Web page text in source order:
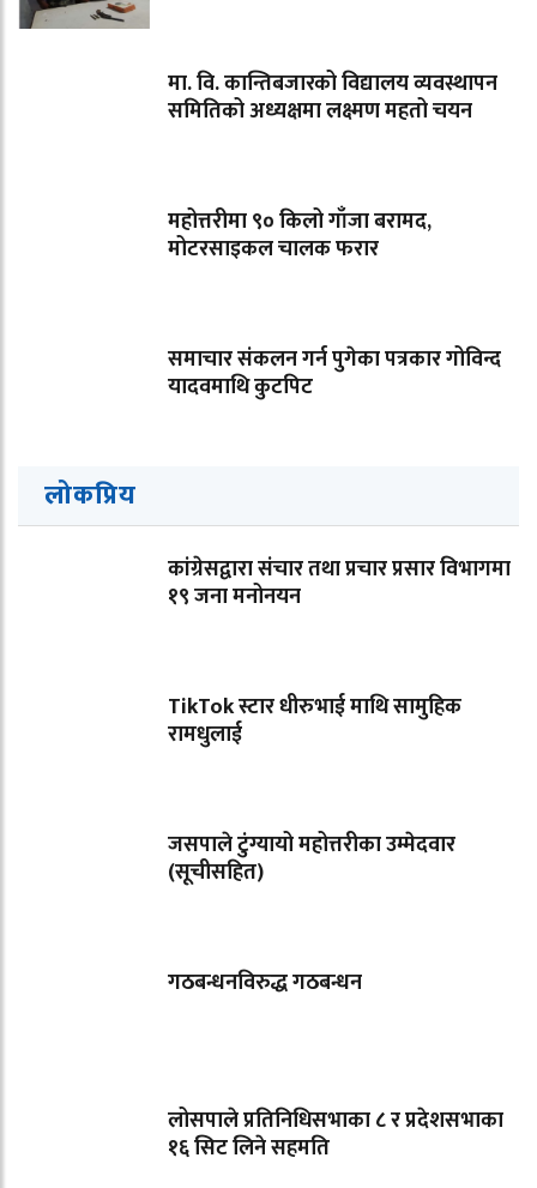
मा. वि. कान्तिबजारको विद्यालय व्यवस्थापन
समितिको अध्यक्षमा लक्ष्मण महतो चयन
महोत्तरीमा ९० किलो गाँजा बरामद,
मोटरसाइकल चालक फरार
समाचार संकलन गर्न पुगेका पत्रकार गोविन्द
यादवमाथि कुटपिट
लोकप्रिय
कांग्रेसद्वारा संचार तथा प्रचार प्रसार विभागमा
१९ जना मनोनयन
TikTok स्टार धीरुभाई माथि सामुहिक
रामधुलाई
जसपाले टुंग्यायो महोत्तरीका उम्मेदवार
(सूचीसहित)
गठबन्धनविरुद्ध गठबन्धन
लोसपाले प्रतिनिधिसभाका ८ र प्रदेशसभाका
१६ सिट लिने सहमति